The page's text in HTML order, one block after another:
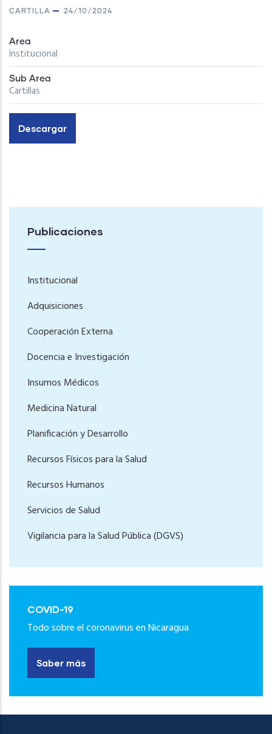
CARTILLA 24/10/2024
Area
Institucional
Sub Area
Cartillas
Descargar
Publicaciones
Institucional
Adquisiciones
Cooperación Externa
Docencia e Investigación
Insumos Médicos
Medicina Natural
Planificación y Desarrollo
Recursos Físicos para la Salud
Recursos Humanos
Servicios de Salud
Vigilancia para la Salud Pública (DGVS)
COVID-19
Todo sobre el coronavirus en Nicaragua
Saber más